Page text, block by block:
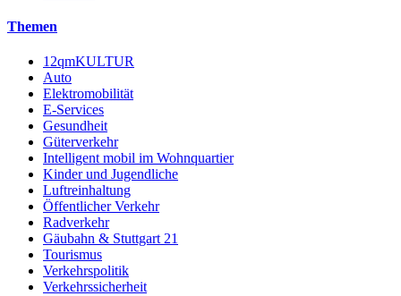
Themen
12qmKULTUR
Auto
Elektromobilität
E-Services
Gesundheit
Güterverkehr
Intelligent mobil im Wohnquartier
Kinder und Jugendliche
Luftreinhaltung
Öffentlicher Verkehr
Radverkehr
Gäubahn & Stuttgart 21
Tourismus
Verkehrspolitik
Verkehrssicherheit